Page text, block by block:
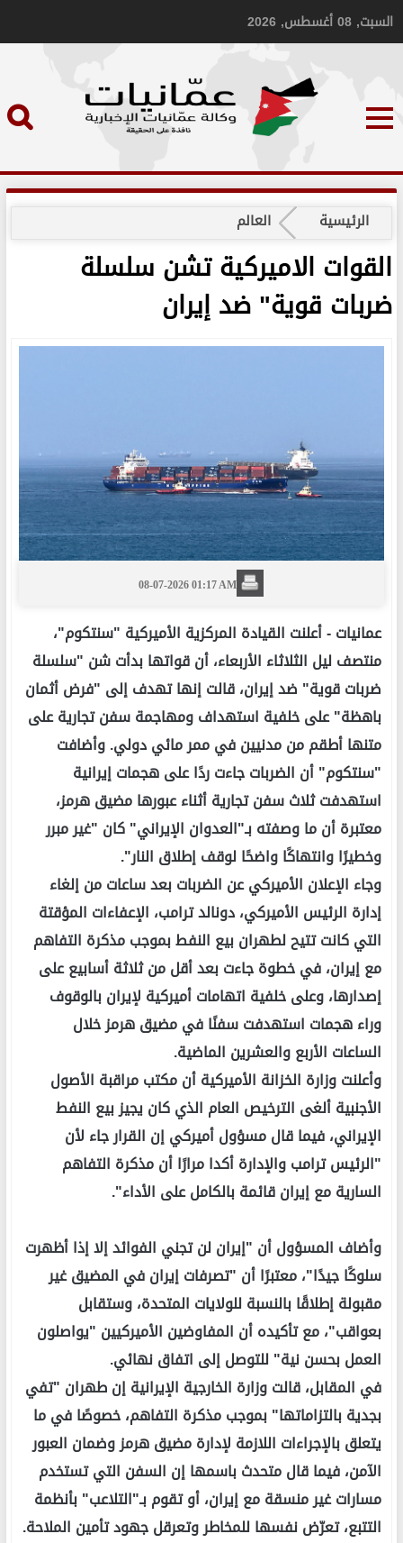
السبت, 08 أغسطس, 2026
الرئيسية العالم
القوات الاميركية تشن سلسلة
ضربات قوية" ضد إيران
08-07-2026 01:17 AM
عمانيات -أعلنت القيادة المركزية الأميركية "سنتكوم"،
منتصف ليل الثلاثاء الأربعاء، أن قواتها بدأت شن "سلسلة
ضربات قوية" ضد إيران، قالت إنها تهدف إلى "فرض أثمان
باهظة" على خلفية استهداف ومهاجمة سفن تجارية على
متنها أطقم من مدنيين في ممر مائي دولي. وأضافت
"سنتكوم" أن الضربات جاءت ردًا على هجمات إيرانية
استهدفت ثلاث سفن تجارية أثناء عبورها مضيق هرمز،
معتبرة أن ما وصفته بـ"العدوان الإيراني" كان "غير مبرر
وخطيرًا وانتهاكًا واضحًا لوقف إطلاق النار".
وجاء الإعلان الأميركي عن الضربات بعد ساعات من إلغاء
إدارة الرئيس الأميركي، دونالد ترامب، الإعفاءات المؤقتة
التي كانت تتيح لطهران بيع النفط بموجب مذكرة التفاهم
مع إيران، في خطوة جاءت بعد أقل من ثلاثة أسابيع على
إصدارها، وعلى خلفية اتهامات أميركية لإيران بالوقوف
وراء هجمات استهدفت سفنًا في مضيق هرمز خلال
الساعات الأربع والعشرين الماضية.
وأعلنت وزارة الخزانة الأميركية أن مكتب مراقبة الأصول
الأجنبية ألغى الترخيص العام الذي كان يجيز بيع النفط
الإيراني، فيما قال مسؤول أميركي إن القرار جاء لأن
"الرئيس ترامب والإدارة أكدا مرارًا أن مذكرة التفاهم
السارية مع إيران قائمة بالكامل على الأداء".
وأضاف المسؤول أن "إيران لن تجني الفوائد إلا إذا أظهرت
سلوكًا جيدًا"، معتبرًا أن "تصرفات إيران في المضيق غير
مقبولة إطلاقًا بالنسبة للولايات المتحدة، وستقابل
بعواقب"، مع تأكيده أن المفاوضين الأميركيين "يواصلون
العمل بحسن نية" للتوصل إلى اتفاق نهائي.
في المقابل، قالت وزارة الخارجية الإيرانية إن طهران "تفي
بجدية بالتزاماتها" بموجب مذكرة التفاهم، خصوصًا في ما
يتعلق بالإجراءات اللازمة لإدارة مضيق هرمز وضمان العبور
الآمن، فيما قال متحدث باسمها إن السفن التي تستخدم
مسارات غير منسقة مع إيران، أو تقوم بـ"التلاعب" بأنظمة
التتبع، تعرّض نفسها للمخاطر وتعرقل جهود تأمين الملاحة.